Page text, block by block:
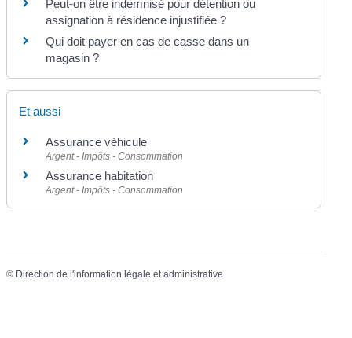
Peut-on être indemnisé pour détention ou
assignation à résidence injustifiée ?
Qui doit payer en cas de casse dans un
magasin ?
Et aussi
Assurance véhicule
Argent - Impôts - Consommation
Assurance habitation
Argent - Impôts - Consommation
© Direction de l'information légale et administrative